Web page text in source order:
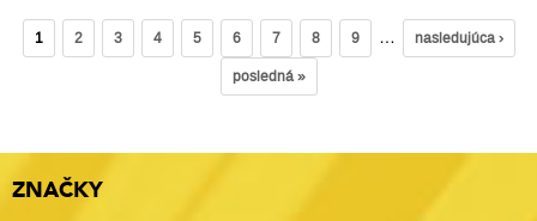
1 2 3 4 5 6 7 8 9 …
nasledujúca ›
posledná »
ZNAČKY